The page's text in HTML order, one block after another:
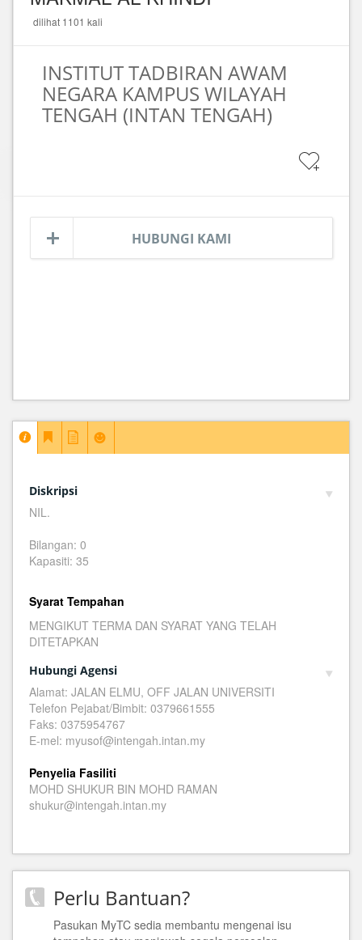
dilihat 1101 kali
INSTITUT TADBIRAN AWAM
NEGARA KAMPUS WILAYAH
TENGAH (INTAN TENGAH)
HUBUNGI KAMI
Diskripsi
NIL.
Bilangan: 0
Kapasiti: 35
Syarat Tempahan
MENGIKUT TERMA DAN SYARAT YANG TELAH
DITETAPKAN
Hubungi Agensi
Alamat: JALAN ELMU, OFF JALAN UNIVERSITI
Telefon Pejabat/Bimbit: 0379661555
Faks: 0375954767
E-mel: myusof@intengah.intan.my
Penyelia Fasiliti
MOHD SHUKUR BIN MOHD RAMAN
shukur@intengah.intan.my
Perlu Bantuan?
Pasukan MyTC sedia membantu mengenai isu